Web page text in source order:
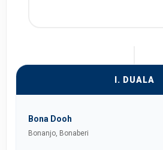
I. DUALA
Bona Dooh
Bonanjo, Bonaberi